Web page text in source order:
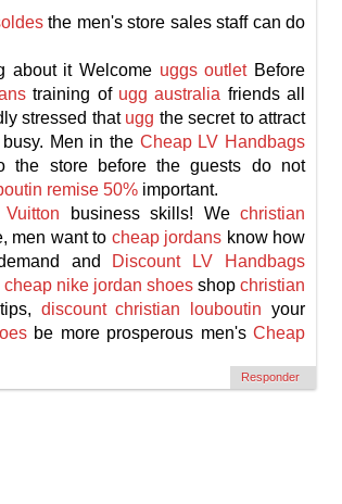
the men's store sales staff can do
about it Welcome uggs outletBefore
training of ugg australia friends all
stressed that ugg the secret to attract
Men in the Cheap LV Handbags
the store before the guests do not
remise 50% important.
business skills! Wechristian
men want to cheap jordans know how
and Discount LV Handbags
cheap nike jordan shoes shop christian
discount christian louboutin your
be more prosperous men'sCheap
Responder